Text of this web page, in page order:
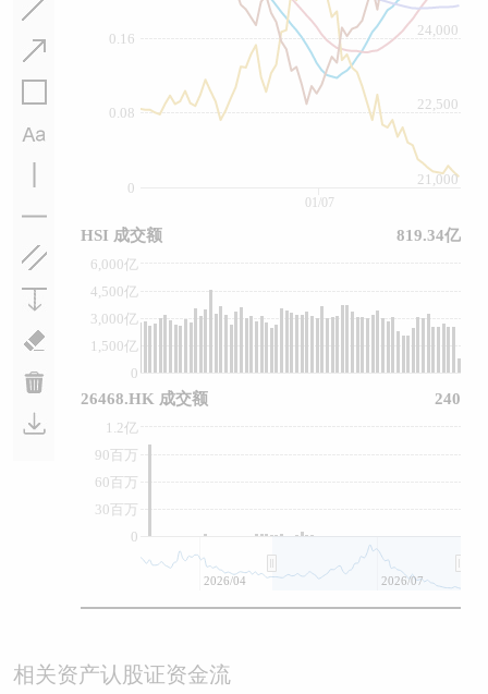
0
0.08
0.16
21,000
22,500
24,000
0
1,500亿
3,000亿
4,500亿
6,000亿
0
30百万
60百万
90百万
1.2亿
01/07
2026/04 2026/07
HSI 成交额 819.34亿
26468.HK 成交额 240
相关资产认股证资金流